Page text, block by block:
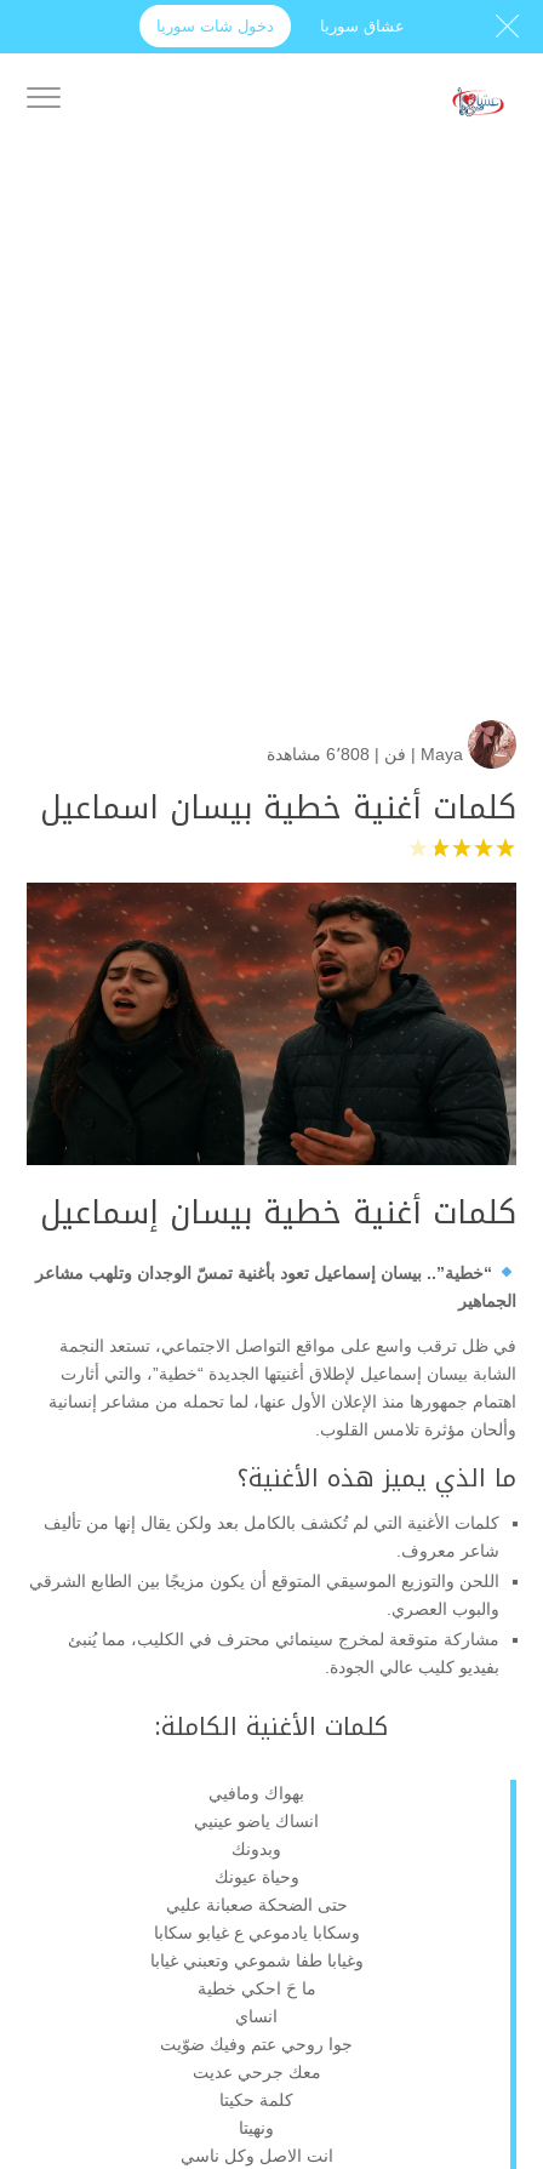
عشاق سوريا دخول شات سوريا
Maya
| فن | 6٬808 مشاهدة
كلمات أغنية خطية بيسان اسماعيل
كلمات أغنية خطية بيسان إسماعيل
“خطية”.. بيسان إسماعيل تعود بأغنية تمسّ الوجدان وتلهب مشاعر
الجماهير
في ظل ترقب واسع على مواقع التواصل الاجتماعي، تستعد النجمة
الشابة بيسان إسماعيل لإطلاق أغنيتها الجديدة “خطية”، والتي أثارت
اهتمام جمهورها منذ الإعلان الأول عنها، لما تحمله من مشاعر إنسانية
وألحان مؤثرة تلامس القلوب.
ما الذي يميز هذه الأغنية؟
كلمات الأغنية التي لم تُكشف بالكامل بعد ولكن يقال إنها من تأليف
شاعر معروف.
اللحن والتوزيع الموسيقي المتوقع أن يكون مزيجًا بين الطابع الشرقي
والبوب العصري.
مشاركة متوقعة لمخرج سينمائي محترف في الكليب، مما يُنبئ
بفيديو كليب عالي الجودة.
كلمات الأغنية الكاملة:
بهواك ومافيي
انساك ياضو عينيي
وبدونك
وحياة عيونك
حتى الضحكة صعبانة عليي
وسكابا يادموعي ع غيابو سكابا
وغيابا طفا شموعي وتعبني غيابا
ما حَ احكي خطية
انساي
جوا روحي عتم وفيك ضوّيت
معك جرحي عديت
كلمة حكيتا
ونهيتا
انت الاصل وكل ناسي